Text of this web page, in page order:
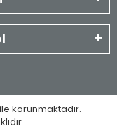
korunmaktadır.